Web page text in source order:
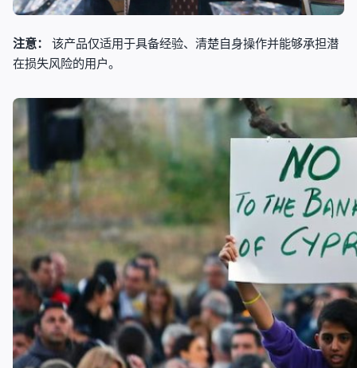
注意：
该产品仅适用于具备经验、清楚自身操作并能够承担潜
在损失风险的用户。